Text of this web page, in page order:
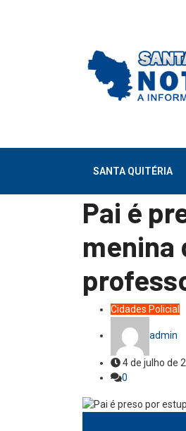
SANTA QUITÉRIA
Pai é
menina
Cidades Policial
admin
4 de julho de
0